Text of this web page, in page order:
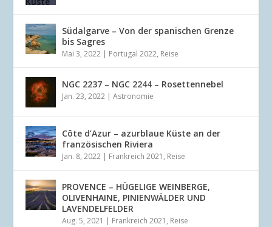
Südalgarve – Von der spanischen Grenze
bis Sagres
Mai 3, 2022 | Portugal 2022, Reise
NGC 2237 – NGC 2244 – Rosettennebel
Jan. 23, 2022 |Astronomie
Côte d’Azur – azurblaue Küste an der
französischen Riviera
Jan. 8, 2022 | Frankreich 2021 , Reise
PROVENCE – HÜGELIGE WEINBERGE,
OLIVENHAINE, PINIENWÄLDER UND
LAVENDELFELDER
Aug. 5, 2021 | Frankreich 2021 , Reise